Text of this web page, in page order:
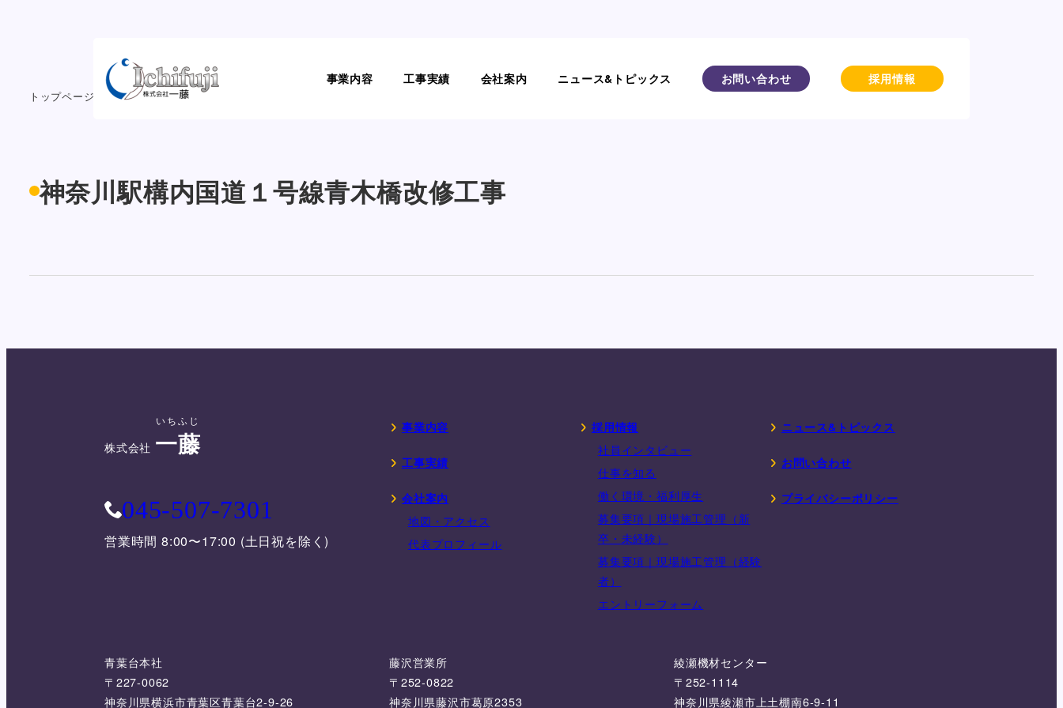
事業内容 工事実績 会社案内 ニュース&トピックス お問い合わせ 採用情報
トップページ 工事実績 神奈川駅構内国道１号線青木橋改修工事
神奈川駅構内国道１号線青木橋改修工事
株式会社 一藤
いちふじ
045-507-7301
営業時間 8:00〜17:00 (土日祝を除く)
事業内容
工事実績
会社案内
地図・アクセス
代表プロフィール
採用情報
社員インタビュー
仕事を知る
働く環境・福利厚生
募集要項｜現場施工管理（新
卒・未経験）
募集要項｜現場施工管理（経験
者）
エントリーフォーム
ニュース&トピックス
お問い合わせ
プライバシーポリシー
青葉台本社
〒227-0062
神奈川県横浜市青葉区青葉台2-9-26
藤沢営業所
〒252-0822
神奈川県藤沢市葛原2353
綾瀬機材センター
〒252-1114
神奈川県綾瀬市上土棚南6-9-11